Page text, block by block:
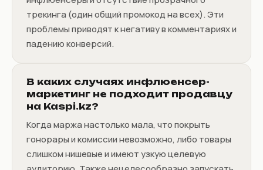
трекинга (один общий промокод на всех). Эти
проблемы приводят к негативу в комментариях и
падению конверсий.
В каких случаях инфлюенсер-
маркетинг не подходит продавцу
на Kaspi.kz?
Когда маржа настолько мала, что покрыть
гонорары и комиссии невозможно, либо товары
слишком нишевые и имеют узкую целевую